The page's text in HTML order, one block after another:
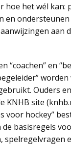
hoe het wél kan:
en ondersteunen
aan
“coachen” en
Ouders
KNHB site
voor hockey”
basisregels
spelregelvragen